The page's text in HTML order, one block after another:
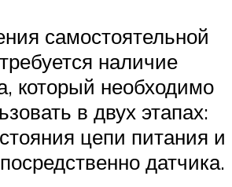
самостоятельной
наличие
который необходимо
в двух этапах:
цепи питания и
датчика.